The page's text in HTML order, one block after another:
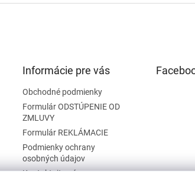
Informácie pre vás
Obchodné podmienky
Formulár ODSTÚPENIE OD
ZMLUVY
Formulár REKLÁMACIE
Podmienky ochrany
osobných údajov